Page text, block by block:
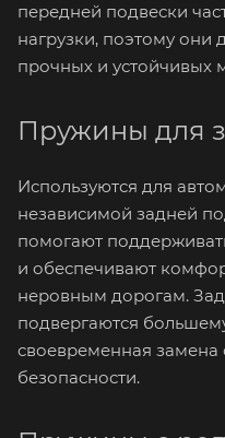
передней подвески
нагрузки, поэтому они
прочных и устойчивых
Пружины для
Используются для
независимой задней
помогают
и обеспечивают
неровным дорогам.
подвергаются
своевременная замена
безопасности.